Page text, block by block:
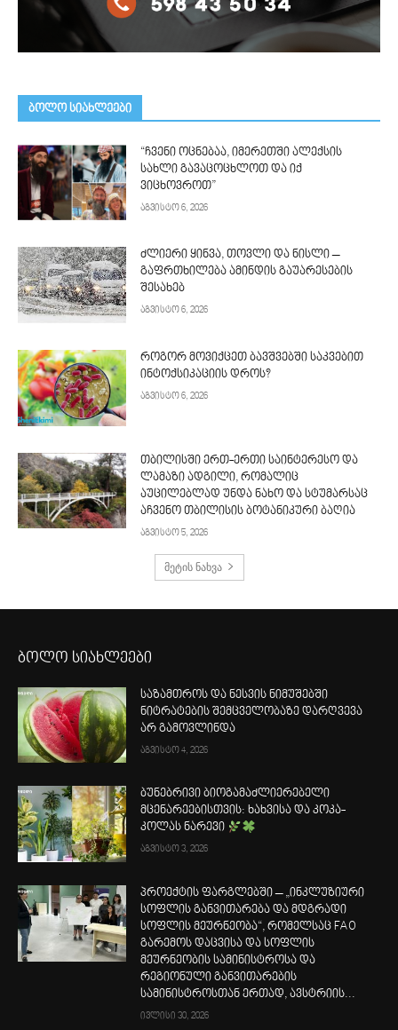
ᲑᲝᲚᲝ ᲡᲘᲐᲮᲚᲔᲔᲑᲘ
“ჩვენი ოცნებაა, იმერეთში ალექსის
სახლი გავაცოცხლოთ და იქ
ვიცხოვროთ”
აგვისტო 6, 2026
ძლიერი ყინვა, თოვლი და ნისლი –
გაფრთხილება ამინდის გაუარესების
შესახებ
აგვისტო 6, 2026
როგორ მოვიქცეთ ბავშვებში საკვებით
ინტოქსიკაციის დროს?
აგვისტო 6, 2026
თბილისში ერთ-ერთი საინტერესო და
ლამაზი ადგილი, რომალიც
აუცილებლად უნდა ნახო და სტუმარსაც
აჩვენო თბილისის ბოტანიკური ბაღია
აგვისტო 5, 2026
მეტის ნახვა
ბოლო სიახლეები
საზამთროს და ნესვის ნიმუშებში
ნიტრატების შემცველობაზე დარღვევა
არ გამოვლინდა
აგვისტო 4, 2026
ბუნებრივი ბიოგამაძლიერებელი
მცენარეებისთვის: ხახვისა და კოკა-
კოლას ნარევი
აგვისტო 3, 2026
პროექტის ფარგლებში – „ინკლუზიური
სოფლის განვითარება და მდგრადი
სოფლის მეურნეობა“, რომელსაც FAO
გარემოს დაცვისა და სოფლის
მეურნეობის სამინისტროსა და
რეგიონული განვითარების
სამინისტროსთან ერთად, ავსტრიის...
ივლისი 30, 2026